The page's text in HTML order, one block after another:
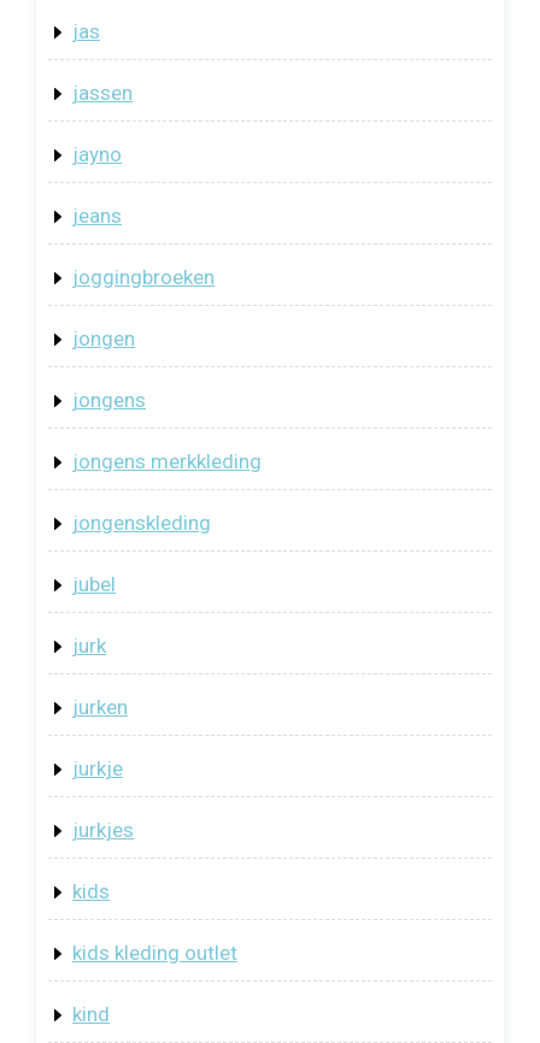
jas
jassen
jayno
jeans
joggingbroeken
jongen
jongens
jongens merkkleding
jongenskleding
jubel
jurk
jurken
jurkje
jurkjes
kids
kids kleding outlet
kind